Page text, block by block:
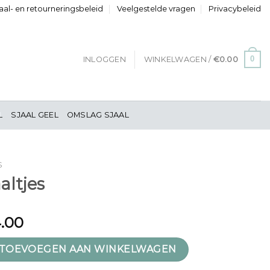
en retourneringsbeleid Veelgestelde vragen Privacybeleid
INLOGGEN WINKELWAGEN / €0.00 0
SJAAL GEEL OMSLAG SJAAL
TOEVOEGEN AAN WINKELWAGEN